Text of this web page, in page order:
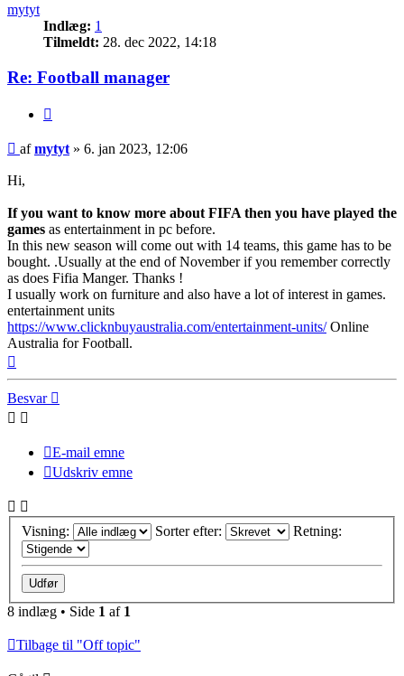
mytyt
Indlæg: 1
Tilmeldt: 28. dec 2022, 14:18
Re: Football manager
Indlæg
afmytyt » 6. jan 2023, 12:06
Hi,
If you want to know more about FIFA then you have played the
games as entertainment in pc before.
In this new season will come out with 14 teams, this game has to be
bought. .Usually at the end of November if you remember correctly
as does Fifia Manger. Thanks !
I usually work on furniture and also have a lot of interest in games.
entertainment units
https://www.clicknbuyaustralia.com/entertainment-units/Online
Australia for Football.
Besvar
E-mail emne
Udskriv emne
Visning: Sorter efter: Retning:
8 indlæg • Side 1 af 1
Tilbage til "Off topic"